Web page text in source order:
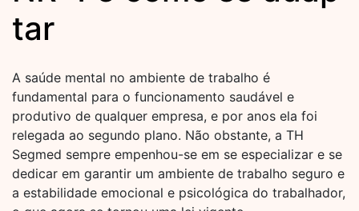
tar
A saúde mental no ambiente de trabalho é
fundamental para o funcionamento saudável e
produtivo de qualquer empresa, e por anos ela foi
relegada ao segundo plano. Não obstante, a TH
Segmed sempre empenhou-se em se especializar e se
dedicar em garantir um ambiente de trabalho seguro e
a estabilidade emocional e psicológica do trabalhador,